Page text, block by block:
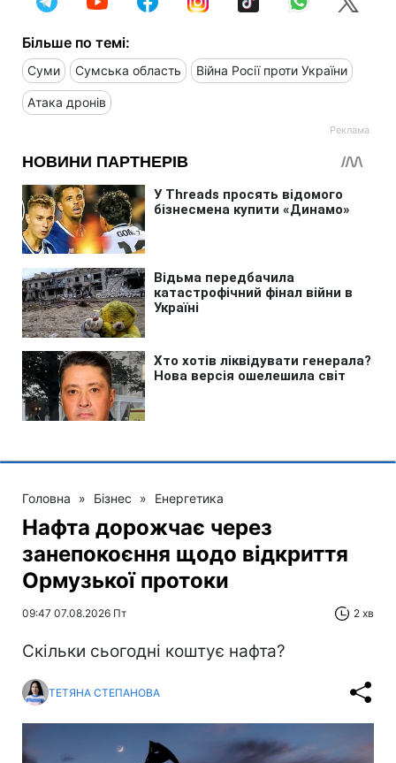
Більше по темі:
Суми Сумська область Війна Росії проти України
Атака дронів
Головна » Бізнес » Енергетика
Нафта дорожчає через
занепокоєння щодо відкриття
Ормузької протоки
09:47 07.08.2026 Пт 2 хв
Скільки сьогодні коштує нафта?
ТЕТЯНА СТЕПАНОВА